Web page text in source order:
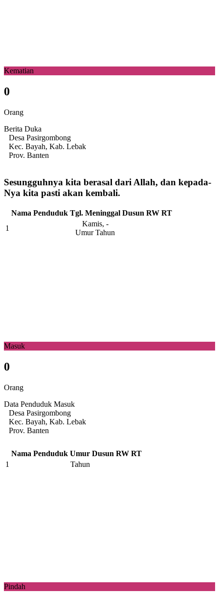
Kematian
0
Orang
Berita Duka
Desa Pasirgombong
Kec. Bayah, Kab. Lebak
Prov. Banten
Sesungguhnya kita berasal dari Allah, dan kepada-
Nya kita pasti akan kembali.
Nama Penduduk Tgl. Meninggal Dusun RW RT
1
Kamis, -
Umur Tahun
Masuk
0
Orang
Data Penduduk Masuk
Desa Pasirgombong
Kec. Bayah, Kab. Lebak
Prov. Banten
Nama Penduduk Umur Dusun RW RT
1
Tahun
Pindah